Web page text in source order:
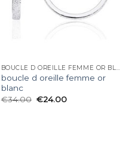
BOUCLE D OREILLE FEMME OR BLANC
boucle d oreille femme or
blanc
€34.00 €24.00